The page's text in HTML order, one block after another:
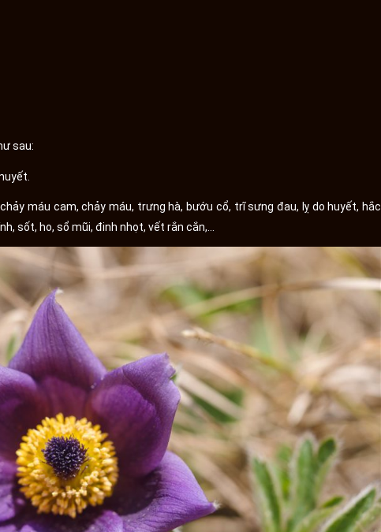
sau:
máu cam, chảy máu, trưng hà, bướu cổ, trĩ sưng đau, lỵ do huyết, hắc
sốt, ho, sổ mũi, đinh nhọt, vết rắn cắn,…